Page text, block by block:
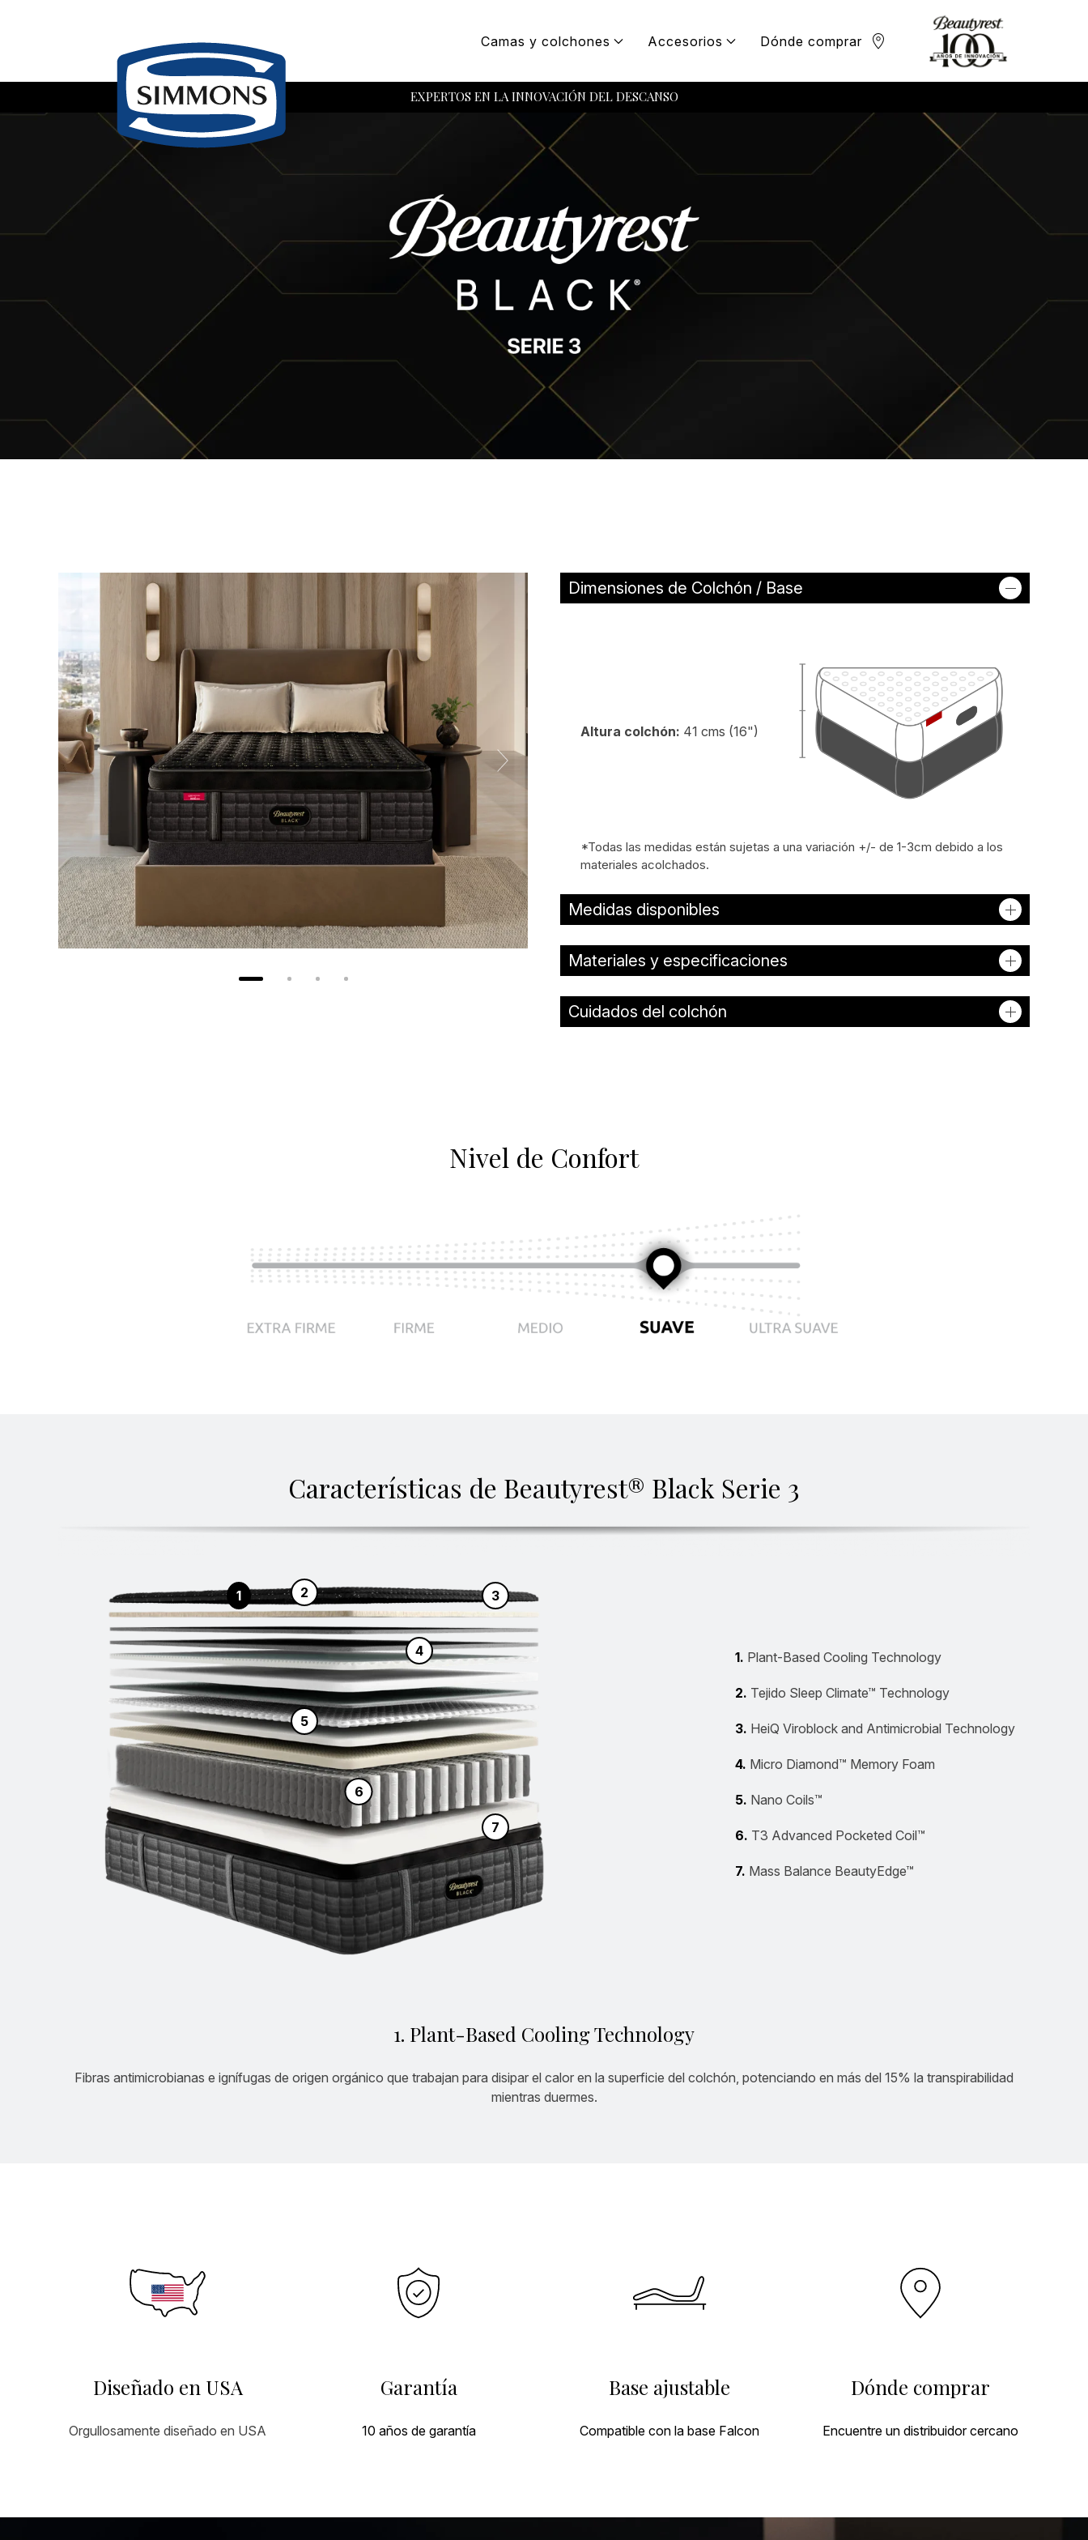
Camas y colchones Accesorios Dónde comprar
EXPERTOS EN LA INNOVACIÓN DEL DESCANSO
Dimensiones de Colchón / Base
Altura colchón: 41 cms (16")
*Todas las medidas están sujetas a una variación +/- de 1-3cm debido a los
materiales acolchados.
Medidas disponibles
Materiales y especificaciones
Cuidados del colchón
Nivel de Confort
Características de Beautyrest® Black Serie 3
1 2 3
4
5
6
7
1. Plant-Based Cooling Technology
2. Tejido Sleep Climate™ Technology
3. HeiQ Viroblock and Antimicrobial Technology
4. Micro Diamond™ Memory Foam
5. Nano Coils™
6. T3 Advanced Pocketed Coil™
7. Mass Balance BeautyEdge™
1. Plant-Based Cooling Technology
Fibras antimicrobianas e ignífugas de origen orgánico que trabajan para disipar el calor en la superficie del colchón, potenciando en más del 15% la transpirabilidad
mientras duermes.
Diseñado en USA
Orgullosamente diseñado en USA
Garantía
10 años de garantía
Base ajustable
Compatible con la base Falcon
Dónde comprar
Encuentre un distribuidor cercano